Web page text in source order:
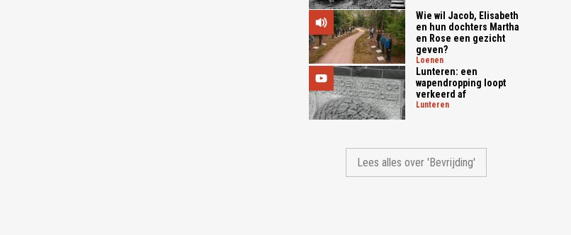
Wie wil Jacob, Elisabeth
en hun dochters Martha
en Rose een gezicht
geven?
loenen
Lunteren: een
wapendropping loopt
verkeerd af
lunteren
Lees alles over 'Bevrijding'